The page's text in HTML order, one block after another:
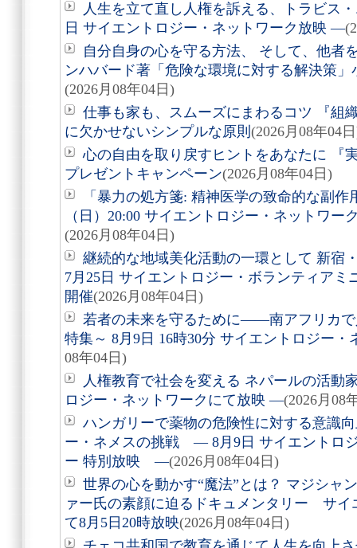
人生を立て直し人権を訴える、トラビス
日 サイエントロジー・ネットワーク放映 ―
自分自身の心を守る方法、 そして、他者
ンハバード著「危険な環境に対する解決策
(2026月08年04日)
仕事も家も、スムーズにまわるコツ 『
に欠かせないシンプルな原則 (2026月08年04
心の自由を取り戻すヒントをあなたに 『
プレゼントキャンペーン(2026月08年04日)
「暴力の処方箋: 精神医学の致命的な副
（日）20:00 サイエントロジー・ネットワー
(2026月08年04日)
継続的な地域美化活動の一環として 新宿
7月25日 サイエントロジー・ボランティアミ
開催(2026月08年04日)
若者の未来を守るために――南アフリカ
特集～ 8月9日 16時30分 サイエントロジー・
08年04日)
人権教育で社会を変える ネパールの活動
ロジー・ネットワークにて放映 ―(2026月08
ハンガリーで薬物の危険性に対する意識
ー・ネメスの挑戦 ― 8月9日 サイエントロ
ー 特別放映 ―(2026月08年04日)
世界の心を動かす“魔法”とは？ マジシャ
ァー氏の素顔に迫るドキュメンタリー サイ
て8月5日20時放映(2026月08年04日)